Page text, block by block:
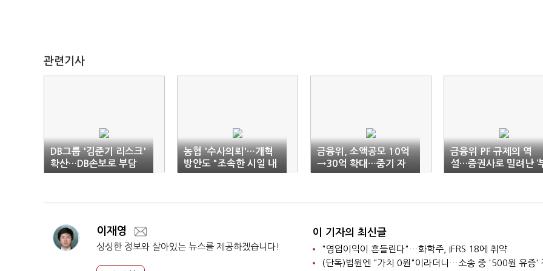
관련기사
DB그룹 '김준기 리스크'
확산…DB손보로 부담
전가
농협 '수사의뢰'…개혁
방안도 "조속한 시일 내
발표"
금융위, 소액공모 10억
→30억 확대…중기 자
금수혈 물꼬
금융위 PF 규제의 역
설…증권사로 밀려난 ‘
실의 풍선효과’
이재영
싱싱한 정보와 살아있는 뉴스를 제공하겠습니다!
이 기자의 최신글
"영업이익이 흔들린다"…화학주, IFRS 18에 취약